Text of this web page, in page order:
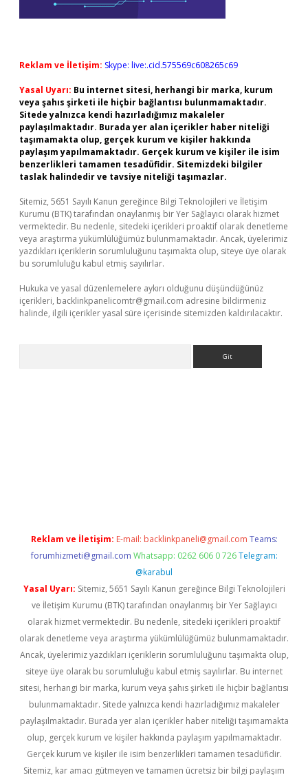
Reklam ve İletişim: Skype: live:.cid.575569c608265c69
Yasal Uyarı: Bu internet sitesi, herhangi bir marka, kurum
veya şahıs şirketi ile hiçbir bağlantısı bulunmamaktadır.
Sitede yalnızca kendi hazırladığımız makaleler
paylaşılmaktadır. Burada yer alan içerikler haber niteliği
taşımamakta olup, gerçek kurum ve kişiler hakkında
paylaşım yapılmamaktadır. Gerçek kurum ve kişiler ile isim
benzerlikleri tamamen tesadüfidir. Sitemizdeki bilgiler
taslak halindedir ve tavsiye niteliği taşımazlar.
Sitemiz, 5651 Sayılı Kanun gereğince Bilgi Teknolojileri ve İletişim
Kurumu (BTK) tarafından onaylanmış bir Yer Sağlayıcı olarak hizmet
vermektedir. Bu nedenle, sitedeki içerikleri proaktif olarak denetleme
veya araştırma yükümlülüğümüz bulunmamaktadır. Ancak, üyelerimiz
yazdıkları içeriklerin sorumluluğunu taşımakta olup, siteye üye olarak
bu sorumluluğu kabul etmiş sayılırlar.
Hukuka ve yasal düzenlemelere aykırı olduğunu düşündüğünüz
içerikleri, backlinkpanelicomtr@gmail.com adresine bildirmeniz
halinde, ilgili içerikler yasal süre içerisinde sitemizden kaldırılacaktır.
Reklam ve İletişim: E-mail: backlinkpaneli@gmail.com Teams:
forumhizmeti@gmail.com Whatsapp: 0262 606 0 726 Telegram:
@karabul
Yasal Uyarı: Sitemiz, 5651 Sayılı Kanun gereğince Bilgi Teknolojileri
ve İletişim Kurumu (BTK) tarafından onaylanmış bir Yer Sağlayıcı
olarak hizmet vermektedir. Bu nedenle, sitedeki içerikleri proaktif
olarak denetleme veya araştırma yükümlülüğümüz bulunmamaktadır.
Ancak, üyelerimiz yazdıkları içeriklerin sorumluluğunu taşımakta olup,
siteye üye olarak bu sorumluluğu kabul etmiş sayılırlar. Bu internet
sitesi, herhangi bir marka, kurum veya şahıs şirketi ile hiçbir bağlantısı
bulunmamaktadır. Sitede yalnızca kendi hazırladığımız makaleler
paylaşılmaktadır. Burada yer alan içerikler haber niteliği taşımamakta
olup, gerçek kurum ve kişiler hakkında paylaşım yapılmamaktadır.
Gerçek kurum ve kişiler ile isim benzerlikleri tamamen tesadüfidir.
Sitemiz, kar amacı gütmeyen ve tamamen ücretsiz bir bilgi paylaşım